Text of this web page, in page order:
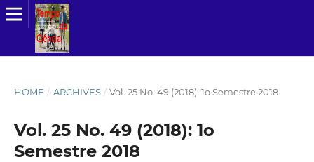
HOME / ARCHIVES / Vol. 25 No. 49 (2018): 1o Semestre 2018
Vol. 25 No. 49 (2018): 1o
Semestre 2018